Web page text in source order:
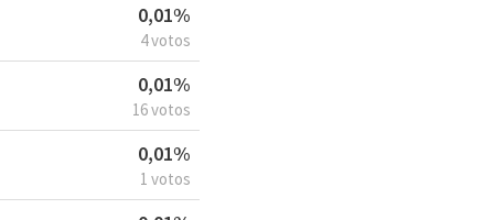
0,01%
4 votos
0,01%
16 votos
0,01%
1 votos